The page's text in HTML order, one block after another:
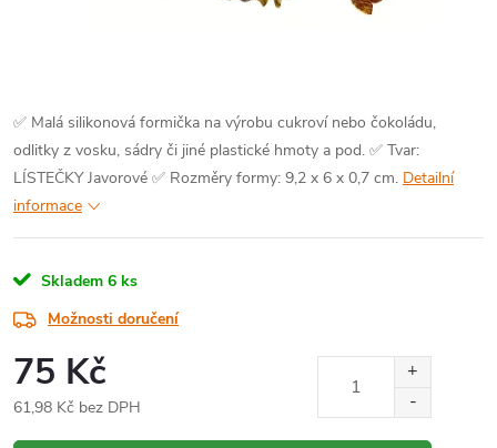
✅ Malá silikonová formička na výrobu cukroví nebo čokoládu,
odlitky z vosku, sádry či jiné plastické hmoty a pod. ✅ Tvar:
LÍSTEČKY Javorové ✅ Rozměry formy: 9,2 x 6 x 0,7 cm. Detailní
informace
Skladem 6 ks
Možnosti doručení
75 Kč
61,98 Kč bez DPH